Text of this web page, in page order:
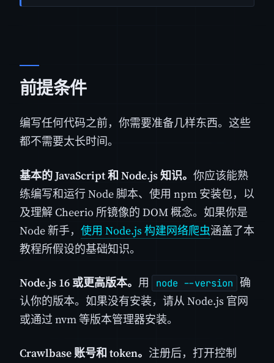
前提条件
编写任何代码之前，你需要准备几样东西。这些
都不需要太长时间。
基本的 JavaScript 和 Node.js 知识。 你应该能熟
练编写和运行 Node 脚本、使用 npm 安装包，以
及理解 Cheerio 所镜像的 DOM 概念。如果你是
Node 新手， 使用 Node.js 构建网络爬虫涵盖了本
教程所假设的基础知识。
Node.js 16 或更高版本。 用 node --version 确
认你的版本。如果没有安装，请从 Node.js 官网
或通过 nvm 等版本管理器安装。
Crawlbase 账号和 token。 注册后，打开控制